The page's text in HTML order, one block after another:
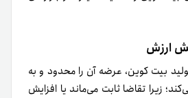
ارزش
بیت ‌کوین، عرضه آن را محدود و به
زیرا تقاضا ثابت می‌ماند یا افزایش